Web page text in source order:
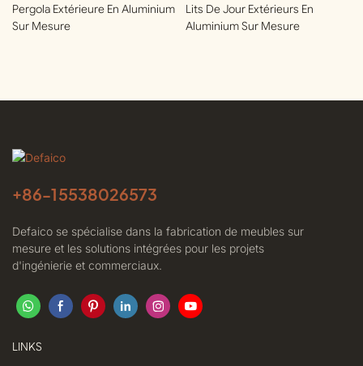
Pergola Extérieure En Aluminium
Sur Mesure
Lits De Jour Extérieurs En
Aluminium Sur Mesure
+86-15538026573
Defaico se spécialise dans la fabrication de meubles sur
mesure et les solutions intégrées pour les projets
d'ingénierie et commerciaux.
LINKS